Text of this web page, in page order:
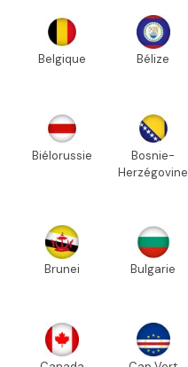
Belgique Bélize
Biélorussie
Bosnie-
Herzégovine
Brunei Bulgarie